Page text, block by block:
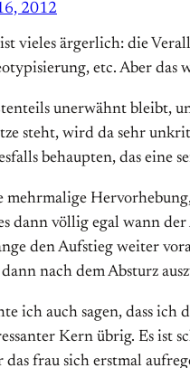
2012
vieles ärgerlich: die
etc. Aber
unerwähnt bleibt,
steht, wird da sehr
behaupten, das eine
mehrmalige
dann völlig egal wann
den Aufstieg weiter
nach dem Absturz
ich auch sagen, dass
Kern übrig. Es ist
frau sich erstmal